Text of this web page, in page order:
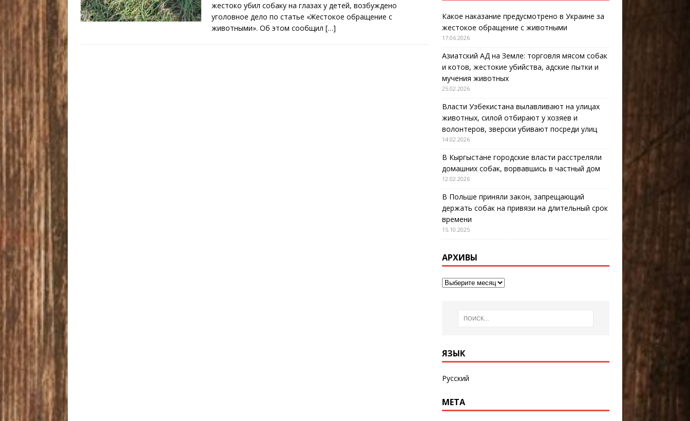
жестоко убил собаку на глазах у детей, возбуждено
уголовное дело по статье «Жестокое обращение с
животными». Об этом сообщил […]
Какое наказание предусмотрено в Украине за
жестокое обращение с животными
17.06.2026
Азиатский АД на Земле: торговля мясом собак
и котов, жестокие убийства, адские пытки и
мучения животных
25.02.2026
Власти Узбекистана вылавливают на улицах
животных, силой отбирают у хозяев и
волонтеров, зверски убивают посреди улиц
14.02.2026
В Кыргыстане городские власти расстреляли
домашних собак, ворвавшись в частный дом
12.02.2026
В Польше приняли закон, запрещающий
держать собак на привязи на длительный срок
времени
15.10.2025
АРХИВЫ
ЯЗЫК
Русский
МЕТА